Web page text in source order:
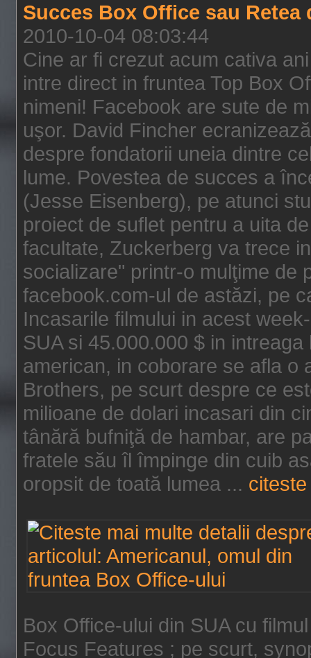
Succes Box Office sau Retea
2010-10-04 08:03:44
Cine ar fi crezut acum cativa
intre direct in fruntea Top Box
nimeni! Facebook are sute de
uşor. David Fincher
despre fondatorii uneia dintre
lume. Povestea de succes a
(Jesse Eisenberg), pe atunci
proiect de suflet pentru a uita
facultate, Zuckerberg va trece
socializare" printr-o mulţime de
facebook.com-ul de astăzi, pe
Incasarile filmului in acest
SUA si 45.000.000 $ in
american, in coborare se afla o
Brothers, pe scurt despre ce
milioane de dolari incasari din
tânără bufniţă de hambar, are
fratele său îl împinge din cuib
oropsit de toată lumea ...
Box Office-ului din SUA cu
Focus Features ; pe scurt,